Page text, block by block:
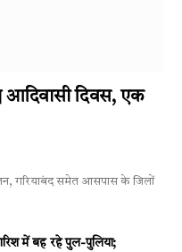
आदिवासी दिवस, एक
गरियाबंद समेत आसपास के जिलों
में बह रहे पुल-पुलिया;